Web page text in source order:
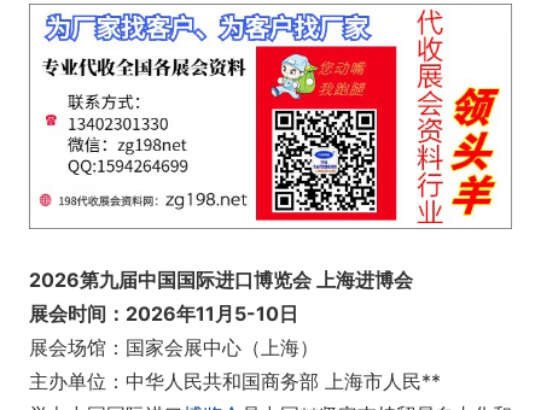
2026第九届中国国际进口博览会 上海进博会
展会时间：2026年11月5-10日
展会场馆：国家会展中心（上海）
主办单位：中华人民共和国商务部 上海市人民**